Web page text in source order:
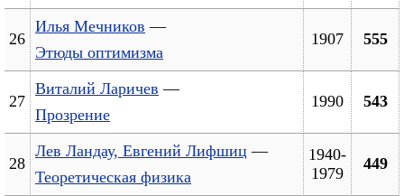
26
Илья Мечников —
Этюды оптимизма
1907 555
27
Виталий Ларичев —
Прозрение
1990 543
28
Лев Ландау, Евгений Лифшиц —
Теоретическая физика
1940-
1979
449